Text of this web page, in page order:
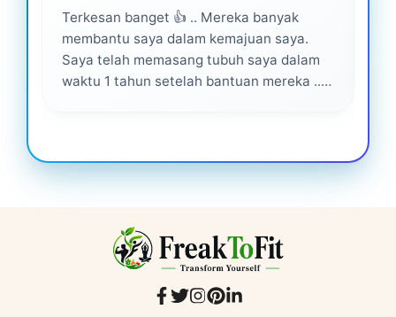
Terkesan banget 👍 .. Mereka banyak
membantu saya dalam kemajuan saya.
Saya telah memasang tubuh saya dalam
waktu 1 tahun setelah bantuan mereka ...